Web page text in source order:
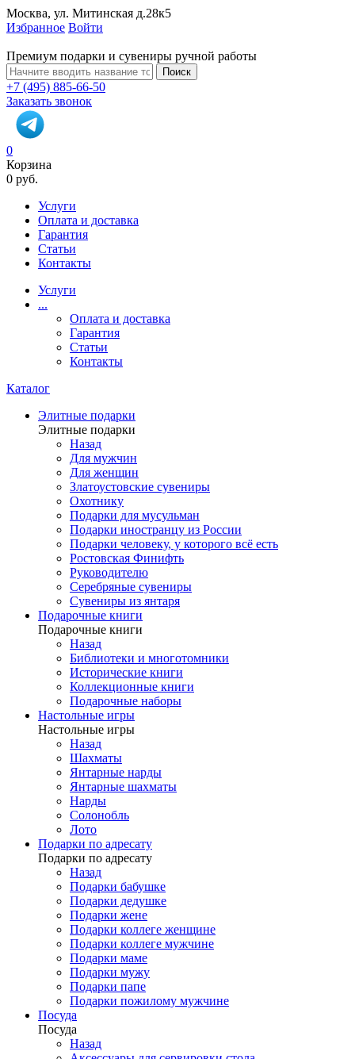
Москва, ул. Митинская д.28к5
Избранное Войти
Премиум подарки и сувениры ручной работы
Поиск
+7 (495) 885-66-50
Заказать звонок
0
Корзина
0 руб.
Услуги
Оплата и доставка
Гарантия
Статьи
Контакты
Услуги
...
Оплата и доставка
Гарантия
Статьи
Контакты
Каталог
Элитные подарки
Элитные подарки
Назад
Для мужчин
Для женщин
Златоустовские сувениры
Охотнику
Подарки для мусульман
Подарки иностранцу из России
Подарки человеку, у которого всё есть
Ростовская Финифть
Руководителю
Серебряные сувениры
Сувениры из янтаря
Подарочные книги
Подарочные книги
Назад
Библиотеки и многотомники
Исторические книги
Коллекционные книги
Подарочные наборы
Настольные игры
Настольные игры
Назад
Шахматы
Янтарные нарды
Янтарные шахматы
Нарды
Солонобль
Лото
Подарки по адресату
Подарки по адресату
Назад
Подарки бабушке
Подарки дедушке
Подарки жене
Подарки коллеге женщине
Подарки коллеге мужчине
Подарки маме
Подарки мужу
Подарки папе
Подарки пожилому мужчине
Посуда
Посуда
Назад